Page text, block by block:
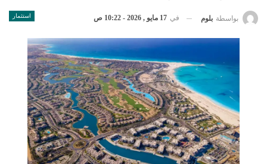
استثمار بواسطة بلوم في 17 مايو , 2026 - 10:22 ص